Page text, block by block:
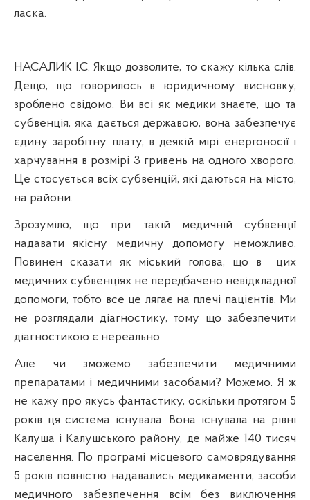
ласка.
НАСАЛИК І.С. Якщо дозволите, то скажу кілька слів.
Дещо, що говорилось в юридичному висновку,
зробленосвідомо. Ви всі як медики знаєте, що та
субвенція, яка дається державою, вона забезпечує
єдину заробітну плату, в деякій мірі енергоносії і
харчування в розмірі 3 гривень на одного хворого.
Це стосується всіх субвенцій, які даються на місто,
на райони.
Зрозуміло, що при такій медичній субвенції
надавати якісну медичну допомогу неможливо.
Повинен сказати як міський голова, що в
цих
медичних субвенціях не передбачено невідкладної
допомоги, тобто все це лягає на плечі пацієнтів. Ми
не розглядали діагностику, тому що забезпечити
діагностикою є нереально.
Але чи зможемо забезпечити медичними
препаратами і медичними засобами? Можемо. Я ж
не кажу про якусь фантастику, оскільки протягом 5
років ця система існувала. Вона існувала на рівні
Калуша і Калушського району, де майже 140 тисяч
населення. По програмі місцевого самоврядування
5 років повністю надавались медикаменти, засоби
медичного забезпечення всім без виключення